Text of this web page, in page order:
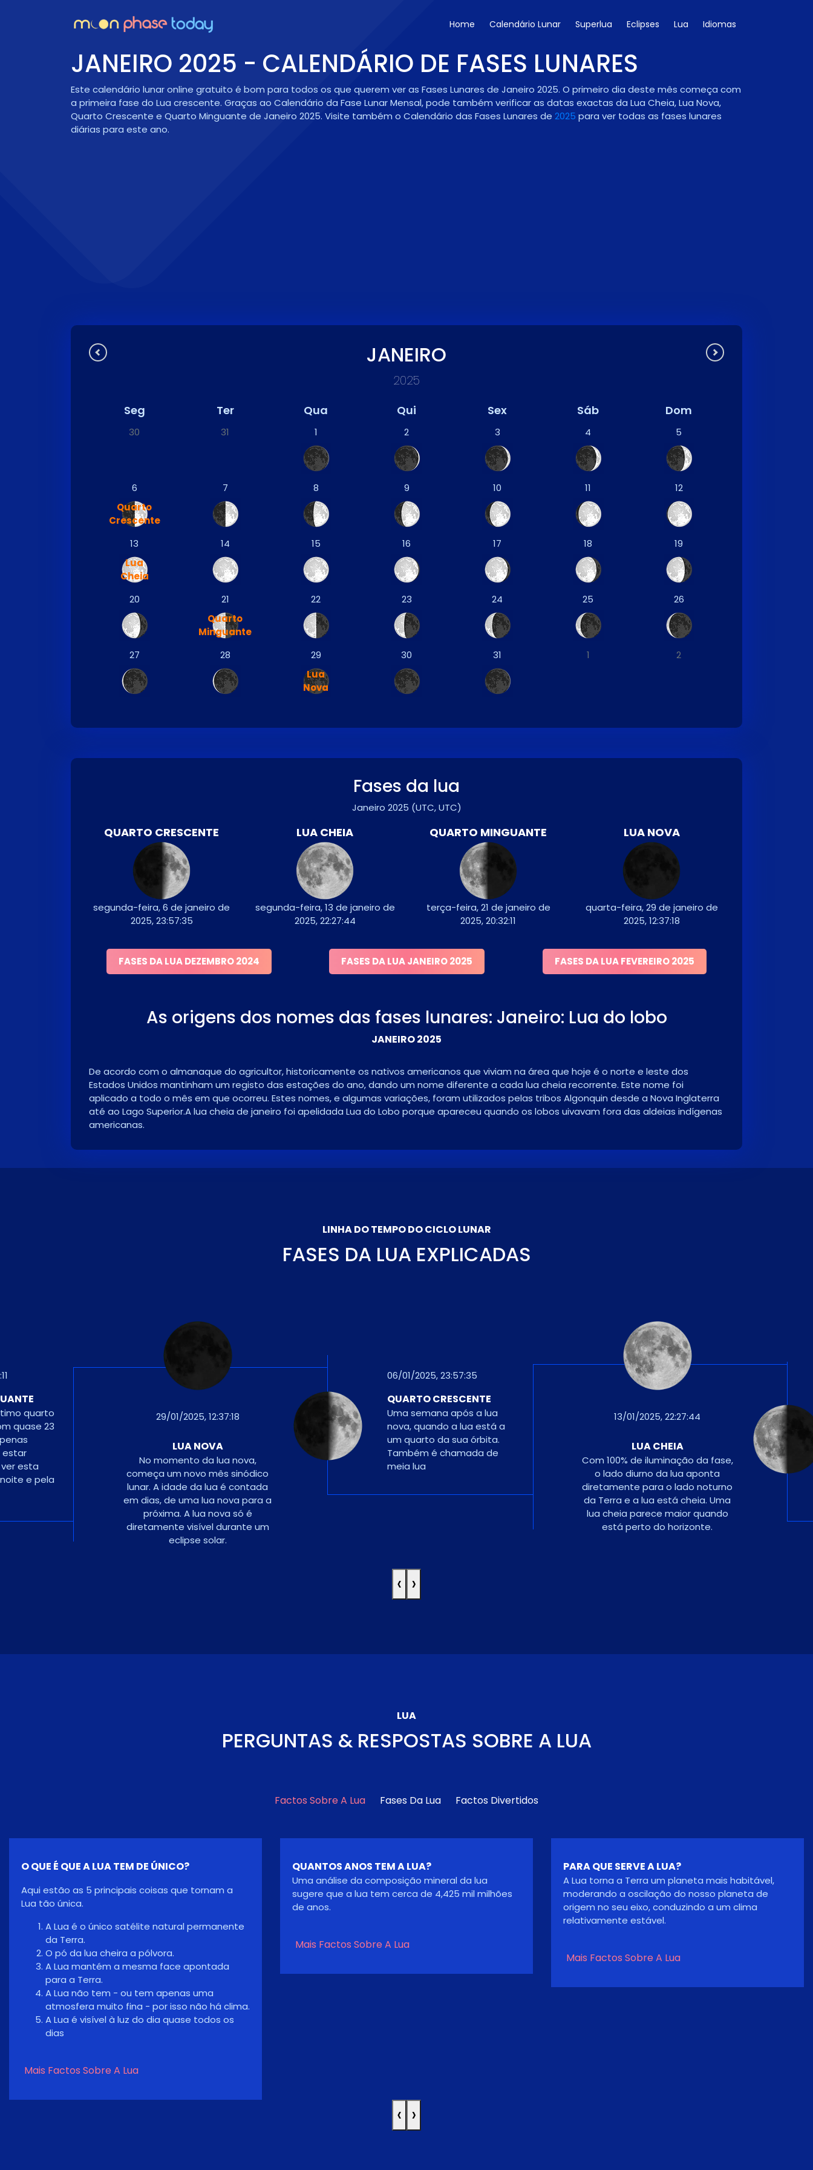
Home Calendário Lunar Superlua Eclipses Lua Idiomas
JANEIRO 2025 - CALENDÁRIO DE FASES LUNARES
Este calendário lunar online gratuito é bom para todos os que querem ver as Fases Lunares de Janeiro 2025. O primeiro dia deste mês começa com
a primeira fase do Lua crescente. Graças ao Calendário da Fase Lunar Mensal, pode também verificar as datas exactas da Lua Cheia, Lua Nova,
Quarto Crescente e Quarto Minguante de Janeiro 2025. Visite também o Calendário das Fases Lunares de 2025 para ver todas as fases lunares
diárias para este ano.
JANEIRO
2025
Seg Ter Qua Qui Sex Sáb Dom
30 31 1 2 3 4 5
6
Quarto
Crescente
7 8 9 10 11 12
13
Lua
Cheia
14 15 16 17 18 19
20
21
Quarto
Minguante
22 23 24 25 26
27 28
29
Lua
Nova
30 31 1 2
Fases da lua
Janeiro 2025 (UTC, UTC)
QUARTO CRESCENTE
segunda-feira, 6 de janeiro de
2025, 23:57:35
LUA CHEIA
segunda-feira, 13 de janeiro de
2025, 22:27:44
QUARTO MINGUANTE
terça-feira, 21 de janeiro de
2025, 20:32:11
LUA NOVA
quarta-feira, 29 de janeiro de
2025, 12:37:18
FASES DA LUA DEZEMBRO 2024 FASES DA LUA JANEIRO 2025 FASES DA LUA FEVEREIRO 2025
As origens dos nomes das fases lunares: Janeiro: Lua do lobo
JANEIRO 2025
De acordo com o almanaque do agricultor, historicamente os nativos americanos que viviam na área que hoje é o norte e leste dos
Estados Unidos mantinham um registo das estações do ano, dando um nome diferente a cada lua cheia recorrente. Este nome foi
aplicado a todo o mês em que ocorreu. Estes nomes, e algumas variações, foram utilizados pelas tribos Algonquin desde a Nova Inglaterra
até ao Lago Superior.A lua cheia de janeiro foi apelidada Lua do Lobo porque apareceu quando os lobos uivavam fora das aldeias indígenas
americanas.
LINHA DO TEMPO DO CICLO LUNAR
FASES DA LUA EXPLICADAS
06/01/2025, 23:57:35
Uma semana após a lua
Também é chamada de
meia lua
13/01/2025, 22:27:44
LUA CHEIA
Com 100% de iluminação da fase,
o lado diurno da lua aponta
21/01/2025, 20:32:11
A lua entra no último quarto
metade parece estar
iluminada. Pode ver esta
fase no final da noite e pela
manhã.
‹ ›
LUA
PERGUNTAS & RESPOSTAS SOBRE A LUA
Factos Sobre A Lua Fases Da Lua Factos Divertidos
QUANTOS ANOS TEM A LUA?
sugere que a lua tem cerca de 4,425 mil milhões
de anos.
Mais Factos Sobre A Lua
PARA QUE SERVE A LUA?
A Lua torna a Terra um planeta mais habitável,
moderando a oscilação do nosso planeta de
origem no seu eixo, conduzindo a um clima
A LUA É QUENTE OU FRIA?
Depende da hora do dia. A Lua é muito quente
durante o dia e muito fria durante a noite. A
temperatura média na Lua varia de -183 graus
Celsius (-298 graus Fahrenheit ), à noite, a 106
Mais Factos Sobre A Lua
‹ ›